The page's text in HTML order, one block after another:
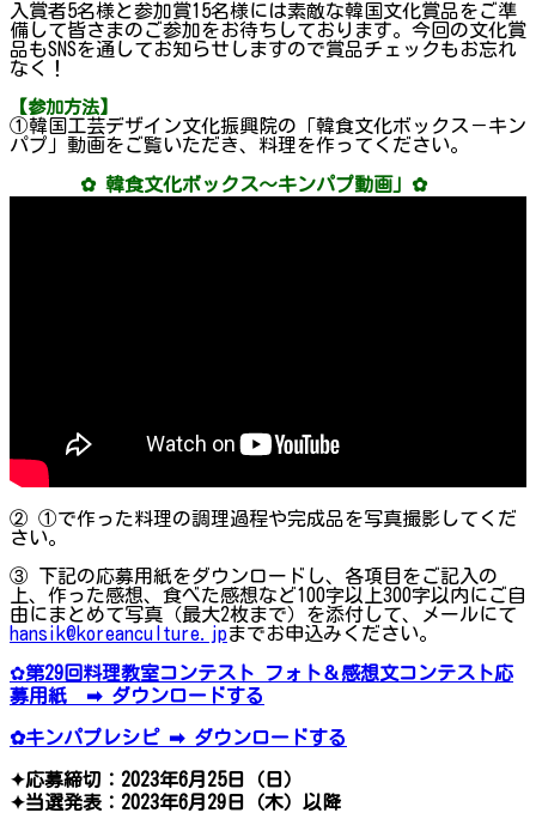
入賞者5名様と参加賞15名様には素敵な韓国文化賞品をご準
備して皆さまのご参加をお待ちしております。今回の文化賞
品もSNSを通してお知らせしますので賞品チェックもお忘れ
なく！
【参加方法】
①韓国工芸デザイン文化振興院の「韓食文化ボックス－キン
パプ」動画をご覧いただき、料理を作ってください。
✿ 韓食文化ボックス～キンパプ動画」✿
② ①で作った料理の調理過程や完成品を写真撮影してくだ
さい。
③ 下記の応募用紙をダウンロードし、各項目をご記入の
上、作った感想、食べた感想など100字以上300字以内にご自
由にまとめて写真（最大2枚まで）を添付して、メールにて
hansik@koreanculture.jpまでお申込みください。
✿第29回料理教室コンテスト フォト＆感想文コンテスト応
募用紙 ➡ ダウンロードする
✿キンパプレシピ ➡ ダウンロードする
✦応募締切：2023年6月25日（日）
✦当選発表：2023年6月29日（木）以降